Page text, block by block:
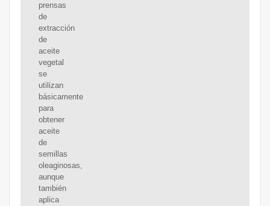
prensas
de
extracción
de
aceite
vegetal
se
utilizan
básicamente
para
obtener
aceite
de
semillas
oleaginosas,
aunque
también
aplica